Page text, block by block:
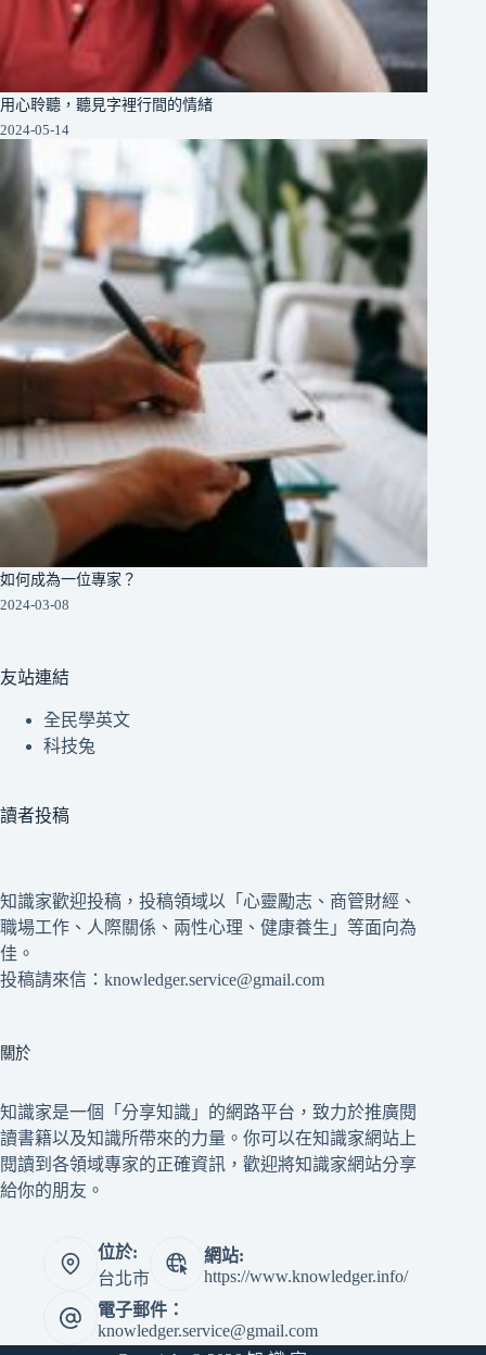
用心聆聽，聽見字裡行間的情緒
2024-05-14
如何成為一位專家？
2024-03-08
友站連結
全民學英文
科技兔
讀者投稿
知識家歡迎投稿，投稿領域以「心靈勵志、商管財經、
職場工作、人際關係、兩性心理、健康養生」等面向為
佳。
投稿請來信：knowledger.service@gmail.com
關於
知識家是一個「分享知識」的網路平台，致力於推廣閱
讀書籍以及知識所帶來的力量。你可以在知識家網站上
閱讀到各領域專家的正確資訊，歡迎將知識家網站分享
給你的朋友。
位於:
台北市
網站:
https://www.knowledger.info/
電子郵件：
knowledger.service@gmail.com